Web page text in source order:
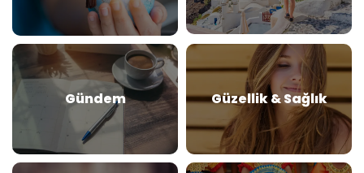
Gündem Güzellik & Sağlık